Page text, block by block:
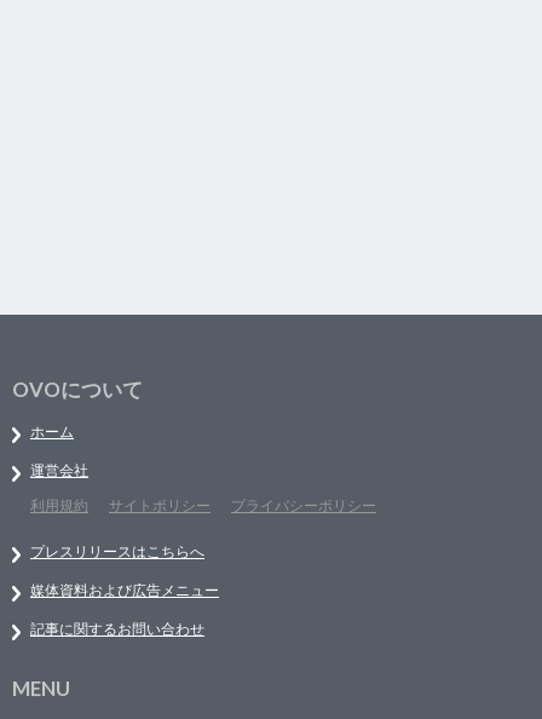
OVOについて
ホーム
運営会社
利用規約
サイトポリシー プライバシーポリシー
プレスリリースはこちらへ
媒体資料および広告メニュー
記事に関するお問い合わせ
MENU